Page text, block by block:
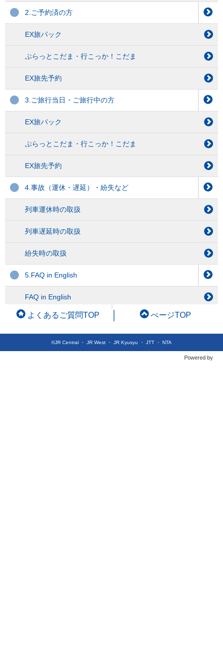
2.ご予約済の方
EX旅パック
ぷらっとこだま・行こっか！こだま
EX旅先予約
3.ご旅行当日・ご旅行中の方
EX旅パック
ぷらっとこだま・行こっか！こだま
EX旅先予約
4.事故（運休・遅延）・紛失など
列車運休時の取扱
列車遅延時の取扱
紛失時の取扱
5.FAQ in English
FAQ in English
©JR Central ・ JR West ・ JR Kyusyu ・ JTT ・ NTA
Powered by
よくあるご質問TOP ぺージTOP